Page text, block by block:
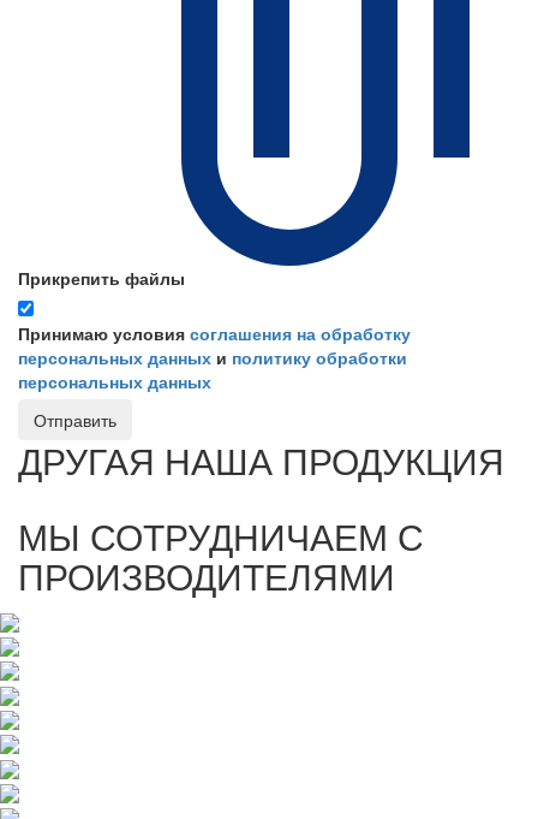
Прикрепить файлы
Принимаю условия соглашения на обработку
персональных данных и политику обработки
персональных данных
Отправить
ДРУГАЯ НАША ПРОДУКЦИЯ
МЫ СОТРУДНИЧАЕМ С
ПРОИЗВОДИТЕЛЯМИ